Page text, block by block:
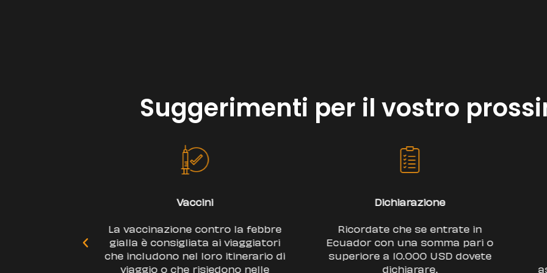
Suggerimenti per il vostro
Dichiarazione
Ricordate che se entrate in
Ecuador con una somma pari o
superiore a 10.000 USD dovete
dichiarare.
Salute
Si consiglia di stipulare
un'assicurazione medica e di
viaggio. Se avete bisogno di
assistenza medica all'interno del